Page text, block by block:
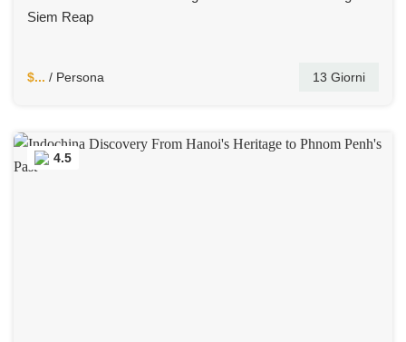
Siem Reap
$... / Persona 13 Giorni
4.5